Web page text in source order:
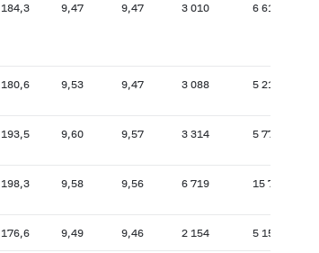
184,3 9,47 9,47 3 010 6 614
180,6 9,53 9,47 3 088 5 218
193,5 9,60 9,57 3 314 5 777
198,3 9,58 9,56 6 719 15 772
176,6 9,49 9,46 2 154 5 158